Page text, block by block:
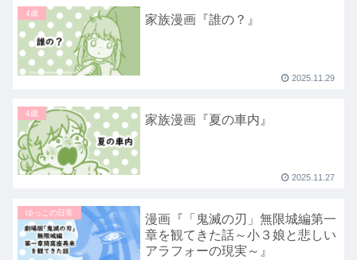
4歳 家族漫画『誰の？』
2025.11.29
4歳 家族漫画『夏の車内』
2025.11.27
ゆっこの日常
漫画『「鬼滅の刃」無限城編第一
章を観てきた話～小３娘と悲しい
アラフォーの現実～』